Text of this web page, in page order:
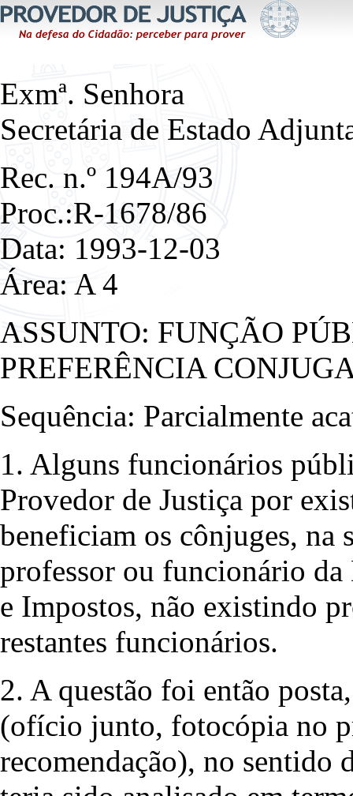
Exmª. Senhora
Secretária de Estado
Rec. n.º 194A/93
Proc.:R-1678/86
Data: 1993-12-03
Área: A 4
ASSUNTO: FUNÇÃO
PREFERÊNCIA
Sequência: Parcialmente
1. Alguns funcionários
Provedor de Justiça por
beneficiam os cônjuges, na
professor ou funcionário
e Impostos, não existindo
restantes funcionários.
2. A questão foi então
(ofício junto, fotocópia no
recomendação), no sentido